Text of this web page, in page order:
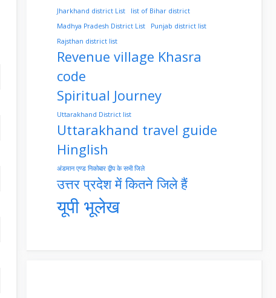
Jharkhand district List
list of Bihar district
Madhya Pradesh District List
Punjab district list
Rajsthan district list
Revenue village Khasra
code
Spiritual Journey
Uttarakhand District list
Uttarakhand travel guide
Hinglish
अंडमान एण्ड निकोबार द्वीप के सभी जिले
उत्तर प्रदेश में कितने जिले हैं
यूपी भूलेख